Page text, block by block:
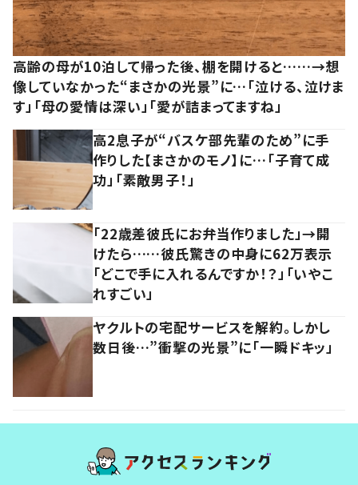
高齢の母が10泊して帰った後、棚を開けると……→想
像していなかった“まさかの光景”に…「泣ける、泣けま
す」「母の愛情は深い」「愛が詰まってますね」
高2息子が“バスケ部先輩のため”に手
作りした【まさかのモノ】に…「子育て成
功」「素敵男子！」
「22歳差彼氏にお弁当作りました」→開
けたら……彼氏驚きの中身に62万表示
「どこで手に入れるんですか！？」「いやこ
れすごい」
ヤクルトの宅配サービスを解約。しかし
数日後…”衝撃の光景”に「一瞬ドキッ」